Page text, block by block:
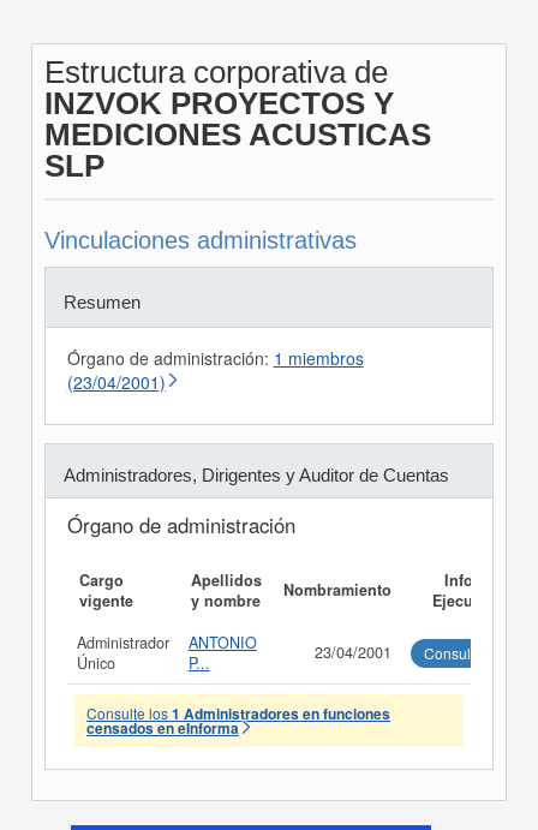
Estructura corporativa de
INZVOK PROYECTOS Y
MEDICIONES ACUSTICAS
SLP
Vinculaciones administrativas
Resumen
Órgano de administración: 1 miembros
(23/04/2001)
Administradores, Dirigentes y Auditor de Cuentas
Órgano de administración
Cargo
vigente
Apellidos
y nombre
Nombramiento
Informe
Ejecutivo
Administrador
Único
ANTONIO
P...
23/04/2001 Consultar
Consulte los1 Administradores en funciones
censados en eInforma